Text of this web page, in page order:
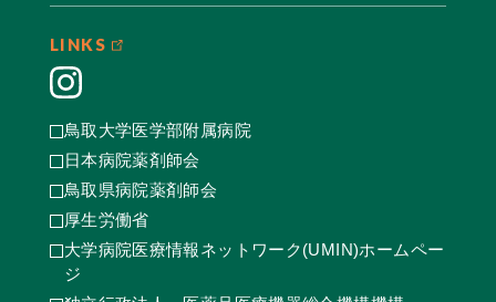
LINKS
鳥取大学医学部附属病院
日本病院薬剤師会
鳥取県病院薬剤師会
厚生労働省
大学病院医療情報ネットワーク(UMIN)ホームペー
ジ